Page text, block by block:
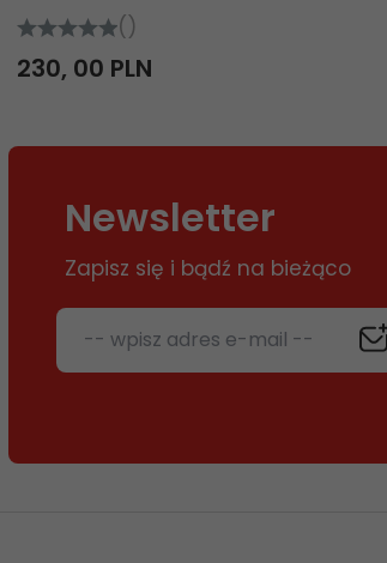
()
230, 00 PLN
Newsletter
Zapisz się i bądź na bieżąco
-- wpisz adres e-mail --